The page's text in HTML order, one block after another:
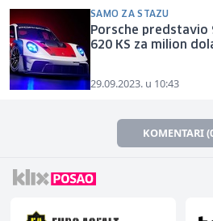
SAMO ZA STAZU
Porsche predstavio
620 KS za milion
29.09.2023. u 10:43
KOMENTARI